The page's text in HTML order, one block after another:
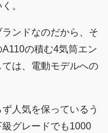
。
ンドなのだから、そ
の積む4気筒エン
は、電動モデルへの
人気を保っているう
グレードでも1000